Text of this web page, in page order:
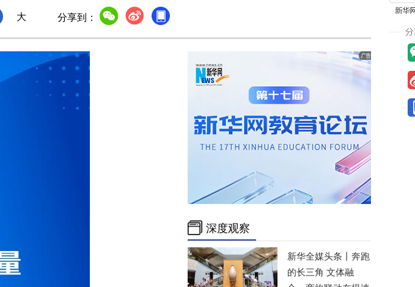
大 分享到：
深度观察
新华全媒头条丨 奔跑
的长三角 文体融